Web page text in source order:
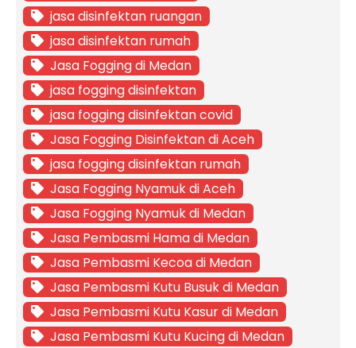
jasa disinfektan ruangan
jasa disinfektan rumah
Jasa Fogging di Medan
jasa fogging disinfektan
jasa fogging disinfektan covid
Jasa Fogging Disinfektan di Aceh
jasa fogging disinfektan rumah
Jasa Fogging Nyamuk di Aceh
Jasa Fogging Nyamuk di Medan
Jasa Pembasmi Hama di Medan
Jasa Pembasmi Kecoa di Medan
Jasa Pembasmi Kutu Busuk di Medan
Jasa Pembasmi Kutu Kasur di Medan
Jasa Pembasmi Kutu Kucing di Medan